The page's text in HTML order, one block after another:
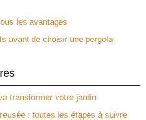
les avantages
avant de choisir une pergola
transformer votre jardin
: toutes les étapes à suivre